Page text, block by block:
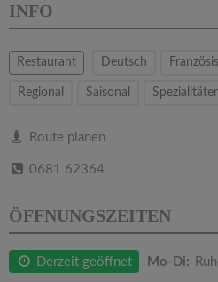
INFO
Restaurant Deutsch
Regional Saisonal
Route planen
0681 62364
ÖFFNUNGSZEITEN
Derzeit geöffnet Mo-Di:
a
v
g
a
t